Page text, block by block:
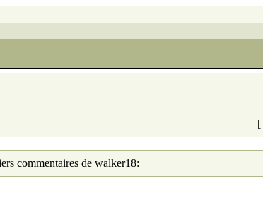
[
commentaires de walker18: